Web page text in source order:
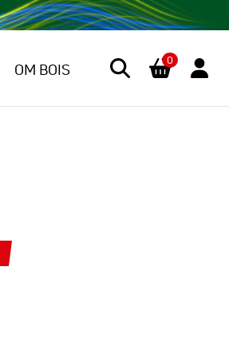
OM BOIS
0